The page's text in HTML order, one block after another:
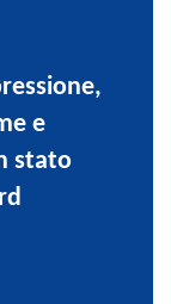
e
stato